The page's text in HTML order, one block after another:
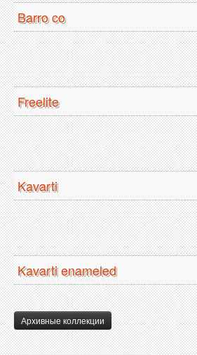
Barro co
Freelite
Kavarti
Kavarti enameled
Архивные коллекции